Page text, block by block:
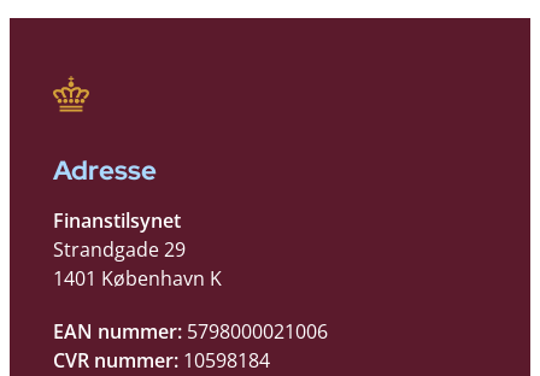
Adresse
Finanstilsynet
Strandgade 29
1401 København K
EAN nummer: 5798000021006
CVR nummer: 10598184